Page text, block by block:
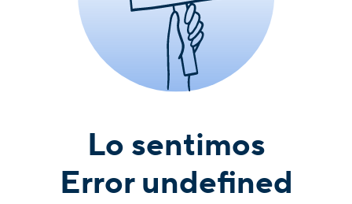
Lo sentimos
Error undefined